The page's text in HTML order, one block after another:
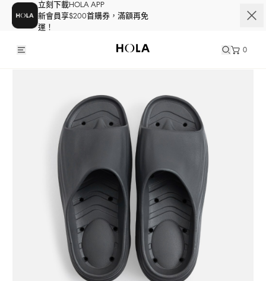
立刻下載HOLA APP
新會員享$200首購券，滿額再免
運！
0